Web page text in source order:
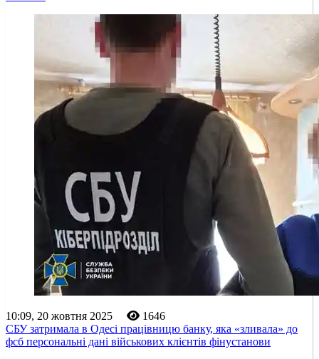
10:09, 20 жовтня 2025
1646
СБУ затримала в Одесі працівницю банку, яка «зливала» до
фсб персональні дані військових клієнтів фінустанови